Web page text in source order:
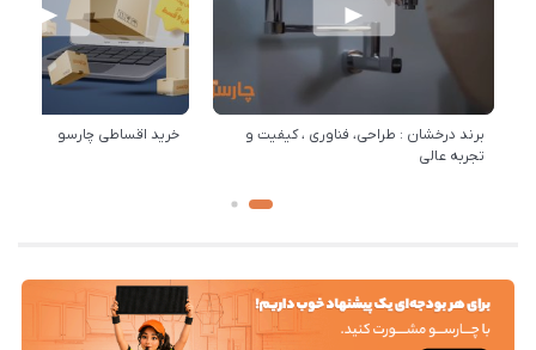
برند درخشان : طراحی، فناوری ، کیفیت و
تجربه عالی
خرید اقساطی چارسو